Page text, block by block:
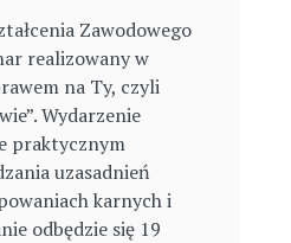
Zawodowego
realizowany w
na Ty, czyli
Wydarzenie
praktycznym
uzasadnień
karnych i
odbędzie się 19